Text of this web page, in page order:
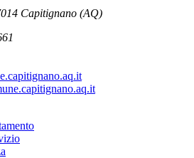
Capitignano (AQ)